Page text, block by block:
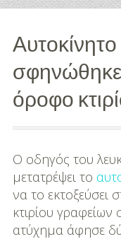
Εκπαίδευση
Βάπτιση
Διάσημες
Βαπτίσεις
Σπίτι
Αυτοκίνητο
σφηνώθηκε
όροφο
Ο οδηγός του
μετατρέψει το
να το εκτοξεύσει
κτιρίου
ατύχημα άφησε